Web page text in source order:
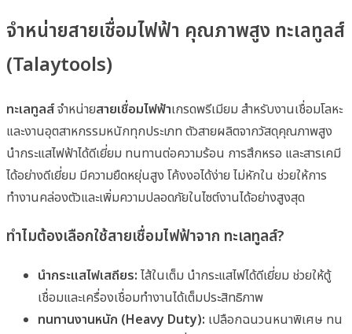
จำหน่ายสายเชื่อมไฟฟ้า คุณภาพสูง ทะเลทูลส์
(Talaytools)
ทะเลทูลส์จำหน่ายสายเชื่อมไฟฟ้าเกรดพรีเมียม สำหรับงานเชื่อมโลหะ
และงานอุตสาหกรรมหนักทุกประเภท ตัวสายผลิตจากวัสดุคุณภาพสูง
นำกระแสไฟฟ้าได้ดีเยี่ยม ทนทานต่อความร้อน การสึกหรอ และสารเคมี
ได้อย่างดีเยี่ยม มีความยืดหยุ่นสูง โค้งงอได้ง่าย ไม่หักใน ช่วยให้การ
ทำงานคล่องตัวและเพิ่มความปลอดภัยในไซต์งานได้อย่างสูงสุด
ทำไมต้องเลือกใช้สายเชื่อมไฟฟ้าจาก ทะเลทูลส์?
นำกระแสไฟเสถียร: ไส้ในเต็ม นำกระแสไฟได้ดีเยี่ยม ช่วยให้ตู้
เชื่อมและเครื่องเชื่อมทำงานได้เต็มประสิทธิภาพ
ทนทานงานหนัก (Heavy Duty): เปลือกฉนวนหนาพิเศษ ทน